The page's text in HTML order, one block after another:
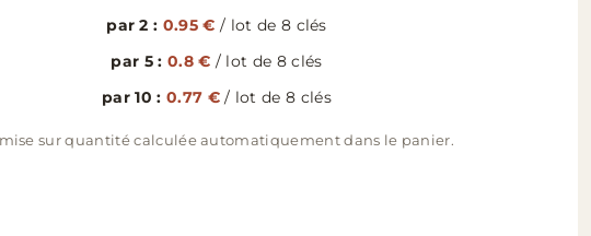
par 2 : 0.95 € / lot de 8 clés
par 5 : 0.8 € / lot de 8 clés
par 10 : 0.77 €/ lot de 8 clés
sur quantité calculée automatiquement dans le panier.